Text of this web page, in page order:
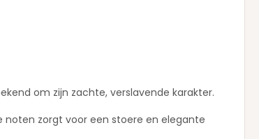
om zijn zachte, verslavende karakter.
noten zorgt voor een stoere en elegante